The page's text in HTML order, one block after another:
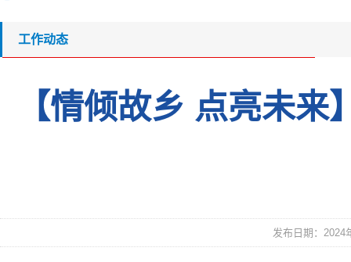
工作动态
【情倾故乡 点亮未
发布日期：2024